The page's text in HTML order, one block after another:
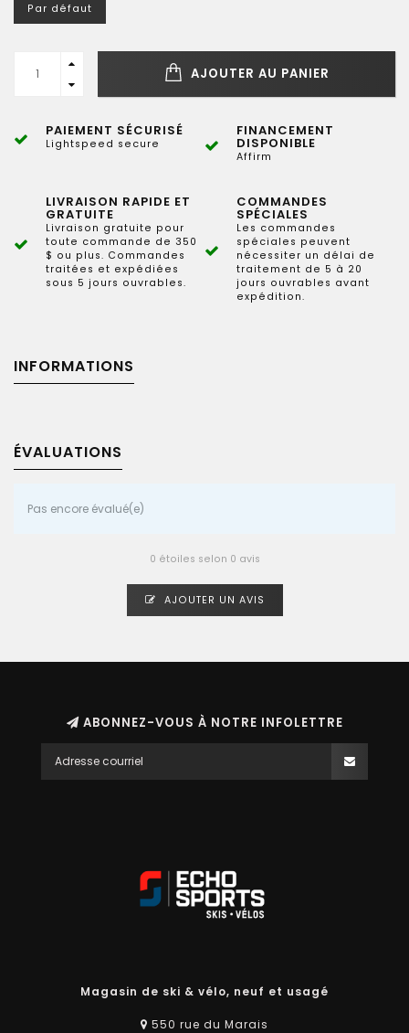
Par défaut
AJOUTER AU PANIER
PAIEMENT SÉCURISÉ
Lightspeed secure
FINANCEMENT
DISPONIBLE
Affirm
LIVRAISON RAPIDE ET
GRATUITE
Livraison gratuite pour
toute commande de 350
$ ou plus. Commandes
traitées et expédiées
sous 5 jours ouvrables.
COMMANDES
SPÉCIALES
Les commandes
spéciales peuvent
nécessiter un délai de
traitement de 5 à 20
jours ouvrables avant
expédition.
INFORMATIONS
ÉVALUATIONS
Pas encore évalué(e)
0 étoiles selon 0 avis
AJOUTER UN AVIS
ABONNEZ-VOUS À NOTRE INFOLETTRE
Magasin de ski & vélo, neuf et usagé
550 rue du Marais